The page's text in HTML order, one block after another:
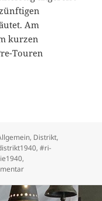
Am
kurzen
Touren
, Distrikt,
,#ri-
,
zu Schön Euch